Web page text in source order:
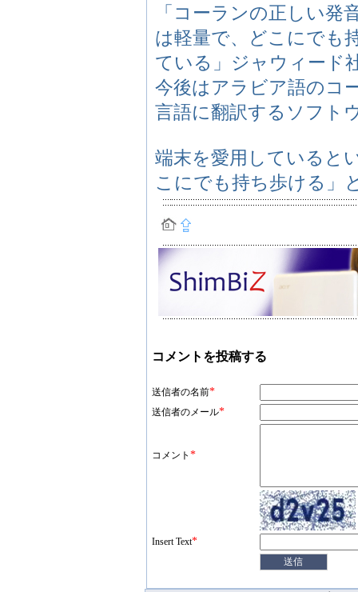
「コーランの正しい
は軽量で、どこにでも
ている」ジャウィード
今後はアラビア語のコ
言語に翻訳するソフト
端末を愛用していると
こにでも持ち歩ける」
コメントを投稿する
送信者の名前*
送信者のメール*
コメント *
Insert Text*